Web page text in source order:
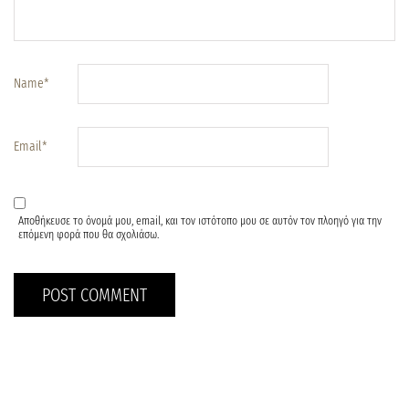
Name*
Email*
Αποθήκευσε το όνομά μου, email, και τον ιστότοπο μου σε αυτόν τον πλοηγό για την
επόμενη φορά που θα σχολιάσω.